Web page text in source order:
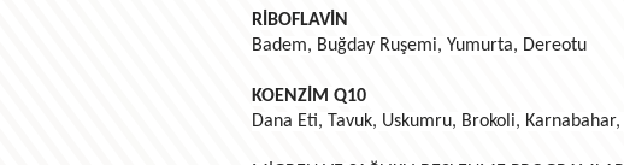
RİBOFLAVİN
Badem, Buğday Ruşemi, Yumurta, Dereotu
KOENZİM Q10
Dana Eti, Tavuk, Uskumru, Brokoli, Karnabahar,